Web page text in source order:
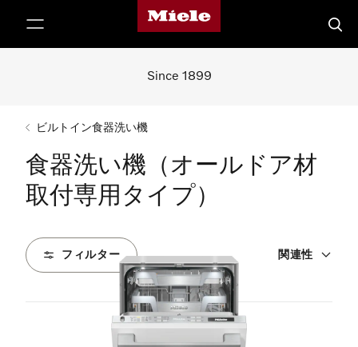
Mieleのホームページ
検索
Since 1899
ビルトイン食器洗い機
食器洗い機（オールドア材
取付専用タイプ）
フィルター 関連性
4 製品